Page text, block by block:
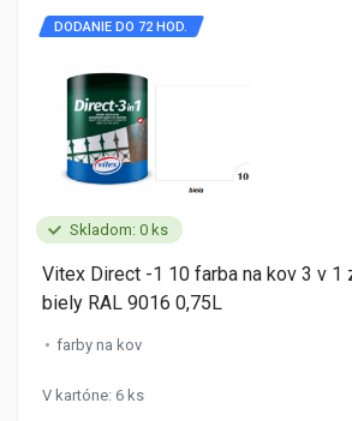
Skladom: 0 ks
DODANIE DO 72 HOD.
Vitex Direct -1 10 farba na kov 3 v 1
biely RAL 9016 0,75L
farby na kov
V kartóne: 6 ks